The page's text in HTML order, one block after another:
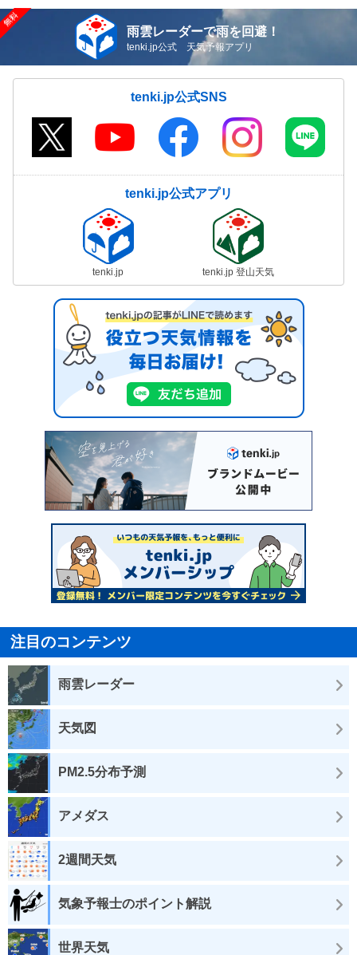
雨雲レーダーで雨を回避！
tenki.jp公式 天気予報アプリ
tenki.jp公式SNS
tenki.jp公式アプリ
tenki.jp tenki.jp 登山天気
注目のコンテンツ
雨雲レーダー
天気図
PM2.5分布予測
アメダス
2週間天気
気象予報士のポイント解説
世界天気